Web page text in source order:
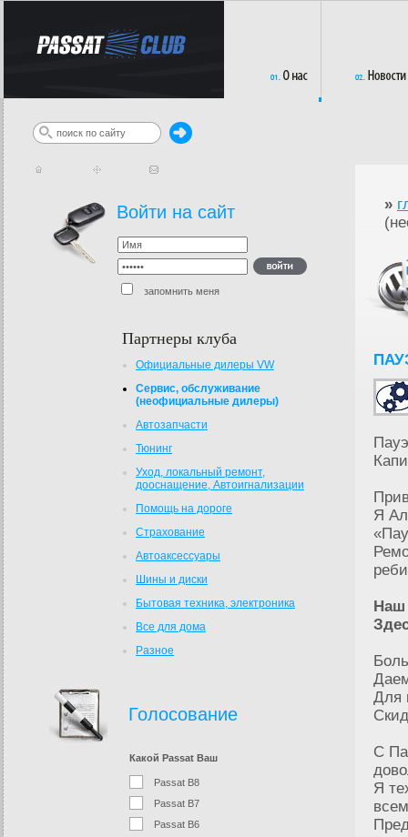
Войти на сайт
запомнить меня
Партнеры клуба
Официальные дилеры VW
Сервис, обслуживание
(неофициальные дилеры)
Автозапчасти
Тюнинг
Уход, локальный ремонт,
дооснащение, Автоигнализации
Помощь на дороге
Страхование
Автоаксесcуары
Шины и диски
Бытовая техника, электроника
Все для дома
Разное
Голосование
Какой Passat Ваш
Passat B8
Passat B7
Passat B6
»
Я
Для
С
Я